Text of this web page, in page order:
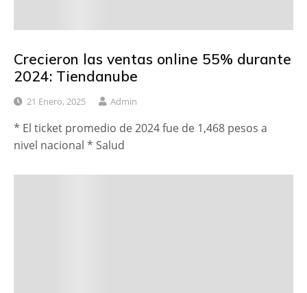
Crecieron las ventas online 55% durante
2024: Tiendanube
21 Enero, 2025 Admin
* El ticket promedio de 2024 fue de 1,468 pesos a
nivel nacional * Salud